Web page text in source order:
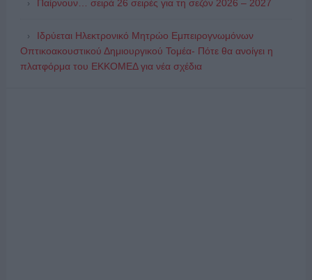
Παίρνουν… σειρά 26 σειρές για τη σεζόν 2026 – 2027
Ιδρύεται Ηλεκτρονικό Μητρώο Εμπειρογνωμόνων
Οπτικοακουστικού Δημιουργικού Τομέα- Πότε θα ανοίγει η
πλατφόρμα του ΕΚΚΟΜΕΔ για νέα σχέδια